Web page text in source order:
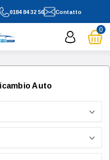
0184 84 32 56 Contatto
0
Auto